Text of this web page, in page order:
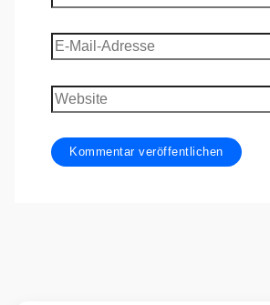
E-
Mail-
Adresse
Website